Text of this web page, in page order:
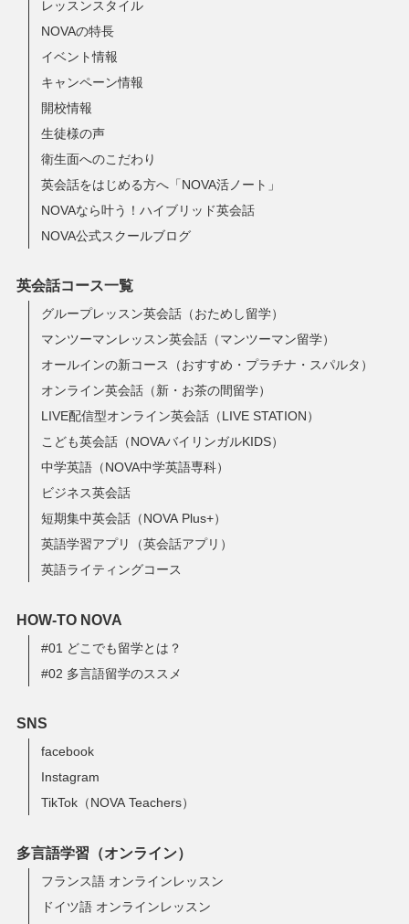
レッスンスタイル
NOVAの特長
イベント情報
キャンペーン情報
開校情報
生徒様の声
衛生面へのこだわり
英会話をはじめる方へ「NOVA活ノート」
NOVAなら叶う！ハイブリッド英会話
NOVA公式スクールブログ
英会話コース一覧
グループレッスン英会話（おためし留学）
マンツーマンレッスン英会話（マンツーマン留学）
オールインの新コース（おすすめ・プラチナ・スパルタ）
オンライン英会話（新・お茶の間留学）
LIVE配信型オンライン英会話（LIVE STATION）
こども英会話（NOVAバイリンガルKIDS）
中学英語（NOVA中学英語専科）
ビジネス英会話
短期集中英会話（NOVA Plus+）
英語学習アプリ（英会話アプリ）
英語ライティングコース
HOW-TO NOVA
#01 どこでも留学とは？
#02 多言語留学のススメ
SNS
facebook
Instagram
TikTok（NOVA Teachers）
多言語学習（オンライン）
フランス語 オンラインレッスン
ドイツ語 オンラインレッスン